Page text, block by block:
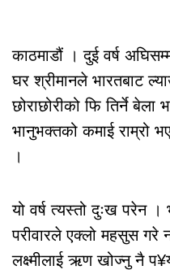
काठमाडौं । दुई वर्ष
घर श्रीमानले भारतबाट
छोराछोरीको फि तिर्ने बेला
भानुभक्तको कमाई राम्रो
।
यो वर्ष त्यस्तो दुःख परेन
परीवारले एक्लो महसुस गरे
लक्ष्मीलाई ऋण खोज्नु नै